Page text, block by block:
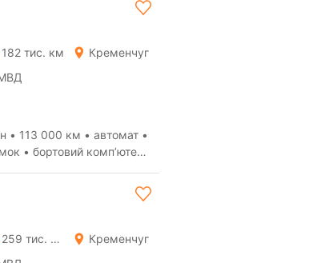
182 тис. км
Кременчуг
• бортовий компʼютер
259 тис. км
Кременчуг